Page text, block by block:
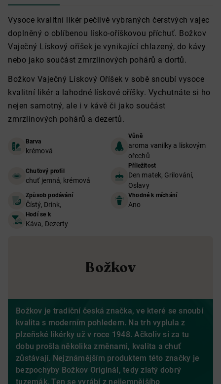
Vysoce kvalitní likér pečlivě vybraných čerstvých vajec
doplněný o oblíbenou lísko-oříškovou příchuť. Božkov
Vaječný Lískový oříšek je vynikající chlazený, do kávy
nebo jako součást zmrzlinových pohárů a dortů.
Božkov Vaječný Lískový Oříšek v sobě snoubí vysoce
kvalitní likér a lahodné lískové oříšky. Vychutnáte si ho
nejen samotný, ale i v kávě či jako součást
zmrzlinových pohárů a dezertů.
Barva
krémová
Vůně
aroma vanilky a lískovým
ořechů
Chuťový profil
chuť jemná, krémová
Příležitost
Den matek, Grilování,
Oslavy
Způsob podávání
Čístý, Drink,
Vhodné k míchání
Ano
Hodí se k
Káva, Dezerty
Božkov
Božkov je tradiční česká značka, ve které se snoubí
kvalita s moderním pohledem. Na trh vyplula z
plzeňské likérky už v roce 1948. Ačkoliv si za tu
dobu prošla několika změnami, kvalita a chuť
zůstávají. Nejznámějším produktem této značky je
bezpochyby Božkov Originál, tedy zlatý dobrý
tuzemák. Ten se vyrábí z nejjemnějšího